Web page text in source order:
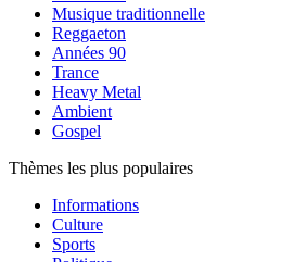
Musique traditionnelle
Reggaeton
Années 90
Trance
Heavy Metal
Ambient
Gospel
Thèmes les plus populaires
Informations
Culture
Sports